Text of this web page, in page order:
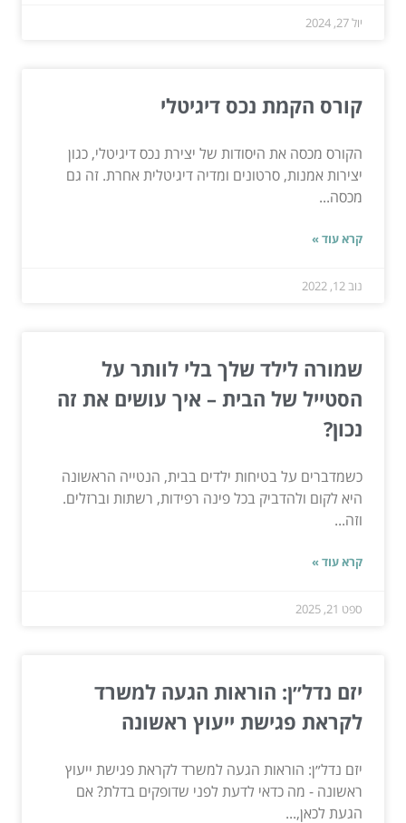
יול 27, 2024
קורס הקמת נכס דיגיטלי
הקורס מכסה את היסודות של יצירת נכס דיגיטלי, כגון
יצירות אמנות, סרטונים ומדיה דיגיטלית אחרת. זה גם
מכסה...
קרא עוד »
נוב 12, 2022
שמורה לילד שלך בלי לוותר על
הסטייל של הבית – איך עושים את זה
נכון?
כשמדברים על בטיחות ילדים בבית, הנטייה הראשונה
היא לקום ולהדביק בכל פינה רפידות, רשתות וברזלים.
וזה...
קרא עוד »
ספט 21, 2025
יזם נדל״ן: הוראות הגעה למשרד
לקראת פגישת ייעוץ ראשונה
יזם נדל״ן: הוראות הגעה למשרד לקראת פגישת ייעוץ
ראשונה - מה כדאי לדעת לפני שדופקים בדלת? אם
הגעת לכאן,...